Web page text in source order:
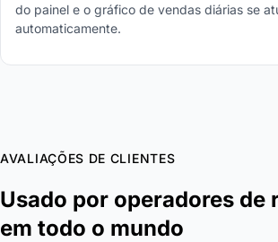
do painel e o gráfico de vendas diárias se
automaticamente.
AVALIAÇÕES DE CLIENTES
Usado por operadores de
em todo o mundo